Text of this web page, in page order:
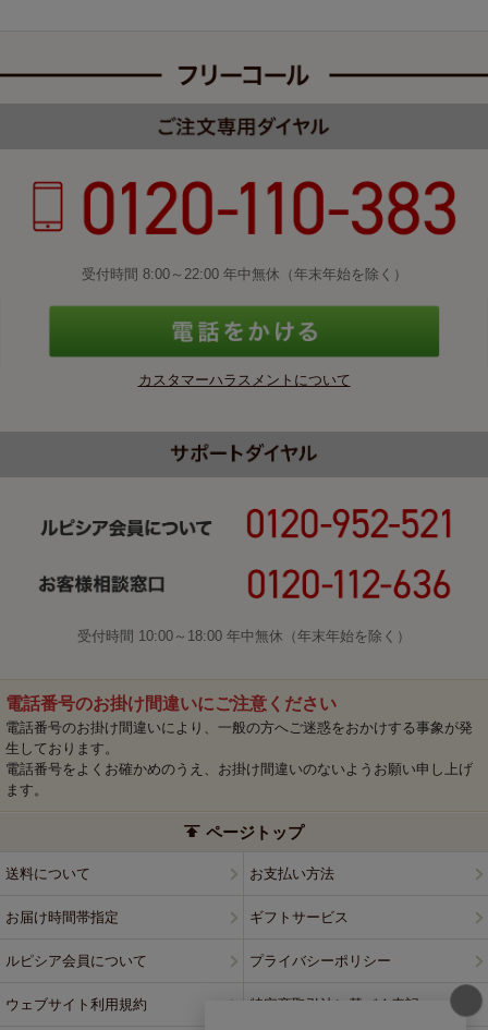
受付時間 8:00～22:00 年中無休（年末年始を除く）
カスタマーハラスメントについて
受付時間 10:00～18:00 年中無休（年末年始を除く）
電話番号のお掛け間違いにご注意ください
電話番号のお掛け間違いにより、一般の方へご迷惑をおかけする事象が発
生しております。
電話番号をよくお確かめのうえ、お掛け間違いのないようお願い申し上げ
ます。
ページトップ
送料について お支払い方法
お届け時間帯指定 ギフトサービス
ルピシア会員について プライバシーポリシー
ウェブサイト利用規約 特定商取引法に基づく表記